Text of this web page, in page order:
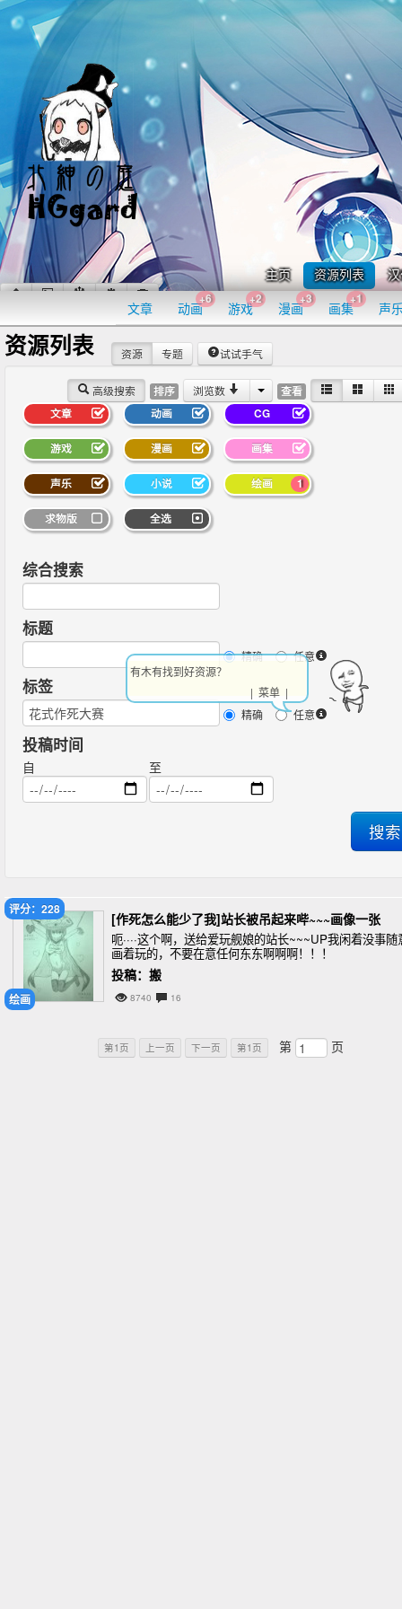
主页 资源列表
文章 动画
+6
游戏
+2
漫画
+3
画集
+1
声
资源列表
高级搜索 排序 浏览数 查看
资源 专题 试试手气
文章 动画 CG
游戏 漫画 画集
声乐 小说 1
绘画
求物版 全选
综合搜索
标题
精确 任意
标签
精确 任意
投稿时间
自 至
绘画
评分：228
[作死怎么能少了我]站长被吊起来哔~~~画像一张
呃····这个啊，送给爱玩舰娘的站长~~~UP我闲着没事随
画着玩的，不要在意任何东东啊啊啊！！！
投稿：搬
8740 16
第1页 上一页 下一页 第1页 第 页
来调教我吧！
| 菜单 |